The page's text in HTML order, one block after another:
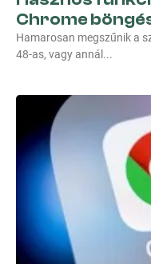
Chrome
Hamarosan megszűnik a
48-as, vagy annál